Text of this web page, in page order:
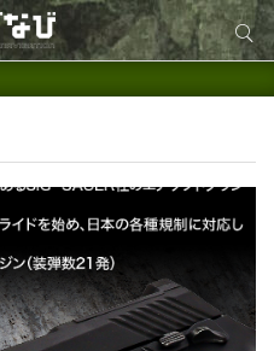
ト内検索
サイト内検索